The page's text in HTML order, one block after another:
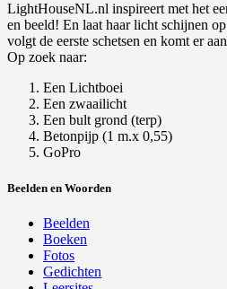
LightHouseNL.nl inspireert met het
en beeld! En laat haar licht schijnen
volgt de eerste schetsen en komt er
Op zoek naar:
Een Lichtboei
Een zwaailicht
Een bult grond (terp)
Betonpijp (1 m.x 0,55)
GoPro
Beelden en Woorden
Beelden
Boeken
Fotos
Gedichten